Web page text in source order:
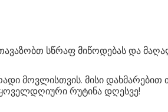
სწრაფ მიწოდებას და
მოვლისთვის. მისი
ყოველდღიური რუტინა დღესვე!